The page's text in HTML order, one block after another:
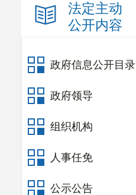
法定主动
公开内容
政府信息公开目录
政府领导
组织机构
人事任免
公示公告